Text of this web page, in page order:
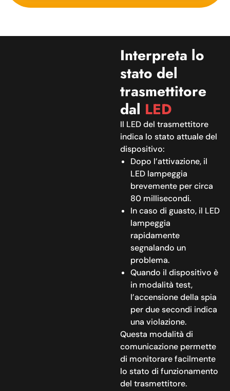
Interpreta lo
stato del
trasmettitore
dal LED
Il LED del trasmettitore
indica lo stato attuale del
dispositivo:
Dopo l’attivazione, il
LED lampeggia
brevemente per circa
80 millisecondi.
In caso di guasto, il LED
lampeggia
rapidamente
segnalando un
problema.
Quando il dispositivo è
in modalità test,
l’accensione della spia
per due secondi indica
una violazione.
Questa modalità di
comunicazione permette
di monitorare facilmente
lo stato di funzionamento
del trasmettitore.